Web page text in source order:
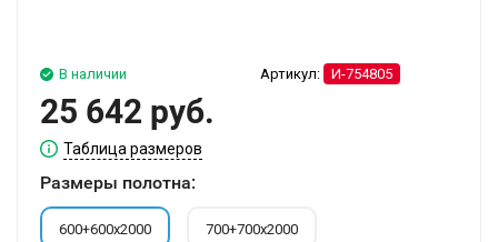
Артикул: И-754805
В наличии
25 642 руб.
Таблица размеров
Размеры полотна:
600+600х2000 700+700х2000